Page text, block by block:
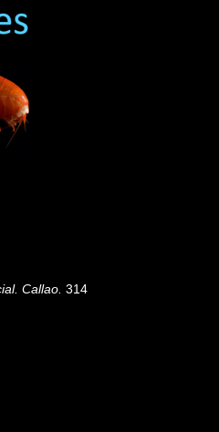
Callao. 314